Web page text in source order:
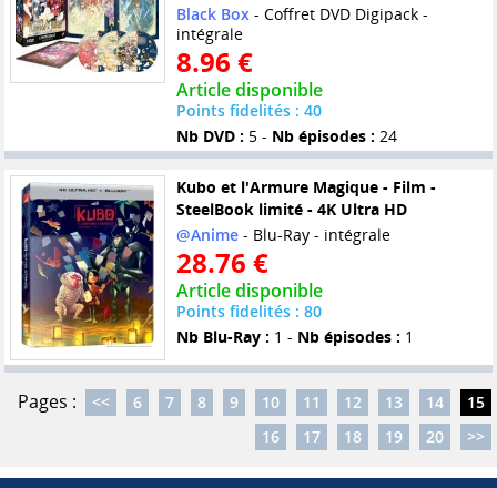
Black Box - Coffret DVD Digipack -
intégrale
8.96 €
Article disponible
Points fidelités : 40
Nb DVD : 5 - Nb épisodes : 24
Kubo et l'Armure Magique - Film -
SteelBook limité - 4K Ultra HD
@Anime- Blu-Ray - intégrale
28.76 €
Article disponible
Points fidelités : 80
Nb Blu-Ray : 1 - Nb épisodes : 1
Pages : << 6 7 8 9 10 11 12 13 14
15
16
17 18 19 20 >>